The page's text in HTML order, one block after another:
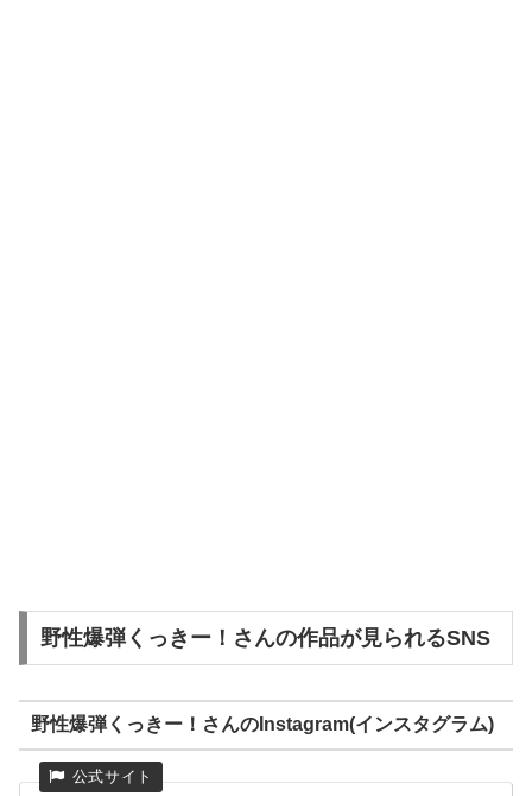
野性爆弾くっきー！さんの作品が見られるSNS
野性爆弾くっきー！さんのInstagram(インスタグラム)